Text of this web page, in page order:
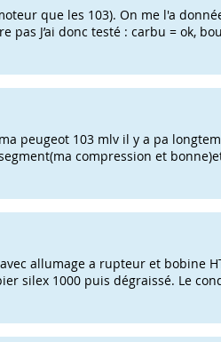
que les 103). On me l'a
pas J’ai donc testé : carbu = ok,
peugeot 103 mlv il y a pa
compression et
allumage a rupteur et bobine
silex 1000 puis dégraissé. Le